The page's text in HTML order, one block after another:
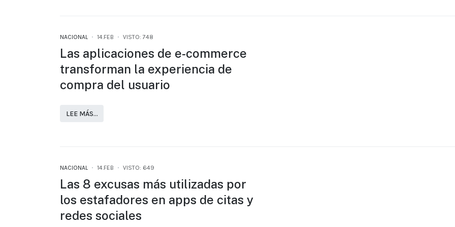
NACIONAL 14.FEB VISTO: 748
Las aplicaciones de e-commerce
transforman la experiencia de
compra del usuario
LEE MÁS…
NACIONAL 14.FEB VISTO: 649
Las 8 excusas más utilizadas por
los estafadores en apps de citas y
redes sociales